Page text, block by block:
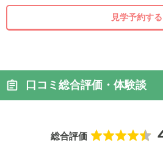
見学予約する
口コミ総合評価・体験談
総合評価